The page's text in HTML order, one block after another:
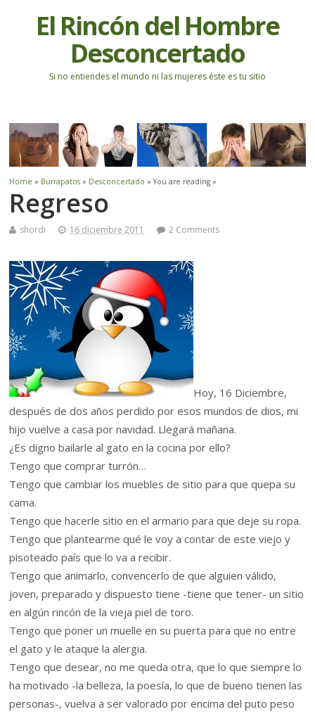
El Rincón del Hombre
Desconcertado
Si no entiendes el mundo ni las mujeres éste es tu sitio
Home » Burrapatos » Desconcertado » You are reading »
Regreso
shordi 16 diciembre 2011 2 Comments
Hoy, 16 Diciembre,
después de dos años perdido por esos mundos de dios, mi
hijo vuelve a casa por navidad. Llegará mañana.
¿Es digno bailarle al gato en la cocina por ello?
Tengo que comprar turrón…
Tengo que cambiar los muebles de sitio para que quepa su
cama.
Tengo que hacerle sitio en el armario para que deje su ropa.
Tengo que plantearme qué le voy a contar de este viejo y
pisoteado país que lo va a recibir.
Tengo que animarlo, convencerlo de que alguien válido,
joven, preparado y dispuesto tiene -tiene que tener- un sitio
en algún rincón de la vieja piel de toro.
Tengo que poner un muelle en su puerta para que no entre
el gato y le ataque la alergia.
Tengo que desear, no me queda otra, que lo que siempre lo
ha motivado -la belleza, la poesía, lo que de bueno tienen las
personas-, vuelva a ser valorado por encima del puto peso